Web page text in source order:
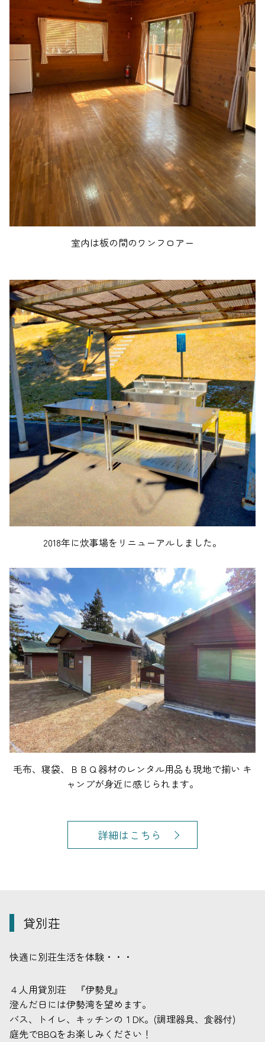
室内は板の間のワンフロアー
2018年に炊事場をリニューアルしました。
毛布、寝袋、ＢＢＱ器材のレンタル用品も現地で揃い キ
ャンプが身近に感じられます。
詳細はこちら
貸別荘
快適に別荘生活を体験・・・
４人用貸別荘 『伊勢見』
澄んだ日には伊勢湾を望めます。
バス、トイレ、キッチンの１DK。(調理器具、食器付)
庭先でBBQをお楽しみください！